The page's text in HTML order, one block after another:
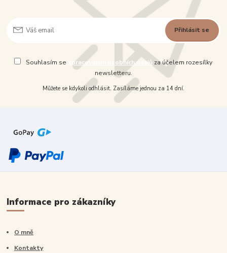
Přihlásit se
Souhlasím se zpracováním osobních údajů za účelem rozesílky
newsletteru.
Můžete se kdykoli odhlásit. Zasíláme jednou za 14 dní.
Informace pro zákazníky
O mně
Kontakty